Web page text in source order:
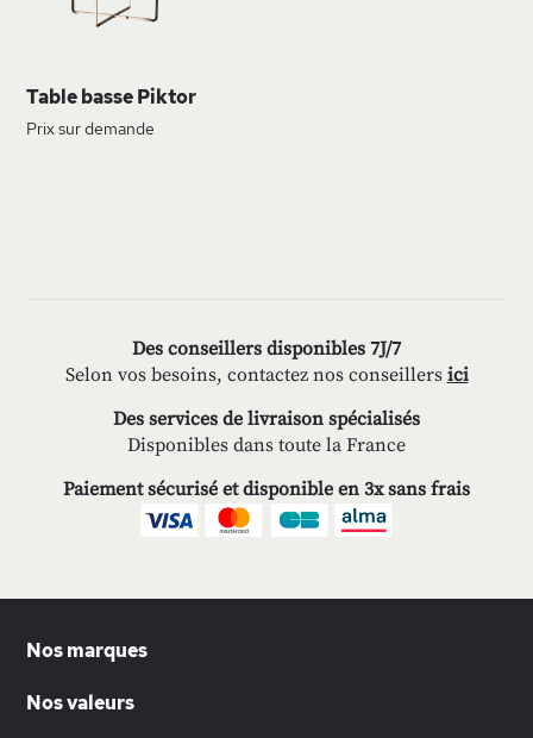
Table basse Piktor
Prix sur demande
Des conseillers disponibles 7J/7
Selon vos besoins, contactez nos conseillers ici
Des services de livraison spécialisés
Disponibles dans toute la France
Paiement sécurisé et disponible en 3x sans frais
Nos marques
Nos valeurs